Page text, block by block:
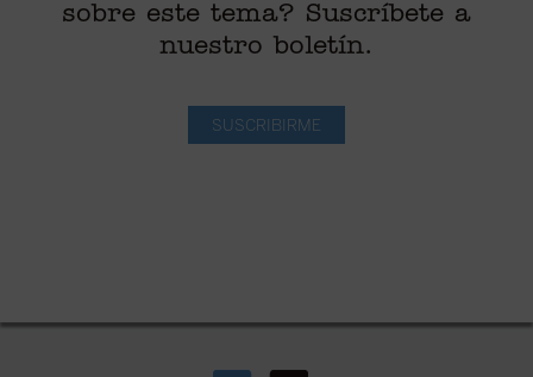
sobre este tema? Suscríbete a
nuestro boletín.
SUSCRIBIRME